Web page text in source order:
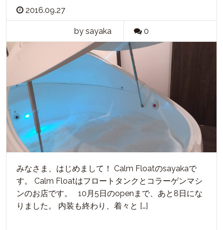
2016.09.27
by sayaka 0
みなさま、はじめまして！ Calm Floatのsayakaで
す。 Calm Floatはフロートタンクとコラーゲンマシ
ンのお店です。 10月5日のopenまで、あと8日にな
りました。 内装も終わり、着々と […]